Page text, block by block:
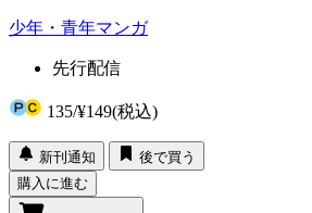
少年・青年マンガ
先行配信
135/¥149(税込)
新刊通知
後で買う
購入に進む